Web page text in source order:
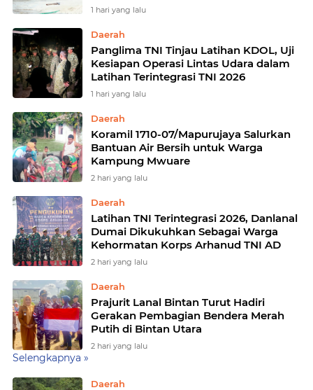
1 hari yang lalu
Daerah
Panglima TNI Tinjau Latihan KDOL, Uji
Kesiapan Operasi Lintas Udara dalam
Latihan Terintegrasi TNI 2026
1 hari yang lalu
Daerah
Koramil 1710-07/Mapurujaya Salurkan
Bantuan Air Bersih untuk Warga
Kampung Mwuare
2 hari yang lalu
Daerah
Latihan TNI Terintegrasi 2026, Danlanal
Dumai Dikukuhkan Sebagai Warga
Kehormatan Korps Arhanud TNI AD
2 hari yang lalu
Daerah
Prajurit Lanal Bintan Turut Hadiri
Gerakan Pembagian Bendera Merah
Putih di Bintan Utara
2 hari yang lalu
Selengkapnya »
Daerah